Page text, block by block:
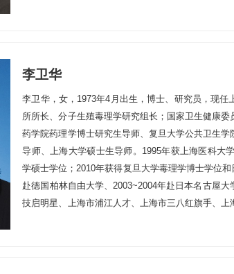
金、国务院政府特殊津贴，入选教育部跨世纪优秀
等，荣获“全国有突出贡献中青年专家”、“全国优秀
学者、上海市“银蛇奖”等称号。近五年代表性学术
the somatic and germline mutation landscapesof
Chao Chen, Hong Luo, Cai-Jin Lin, Xiang-Chen
Ming Shao, Hong Ling,Xin Hu. Cancer Letters2024,
of breast cancer in the Chinese population
vulnerabilities. Yi-Zhou Jiang, Ding Ma, Xi Jin, Yi
Cai-Jin Lin, Lei-Jie Dai, Cheng-Lin Liu, Shen
李卫华
李卫华，女，1973年4月出生，博士、研究员，现
所所长、分子生殖毒理学研究组长；国家卫生健康
药学院药理学博士研究生导师、复旦大学公共卫生
导师、上海大学硕士生导师。1995年获上海医科大
学硕士学位；2010年获得复旦大学毒理学博士学位
赴德国柏林自由大学、2003~2004年赴日本名古屋
技启明星、上海市浦江人才、上海市三八红旗手、